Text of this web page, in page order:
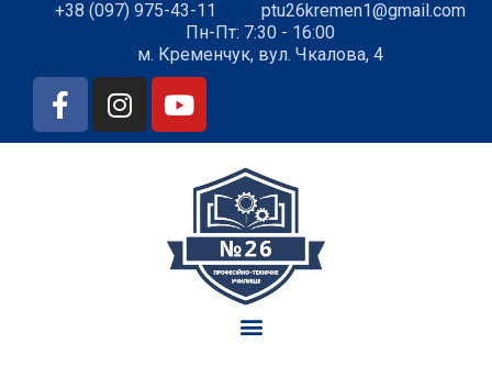
+38 (097) 975-43-11
ptu26kremen1@gmail.com
Пн-Пт: 7:30 - 16:00
м. Кременчук, вул. Чкалова, 4